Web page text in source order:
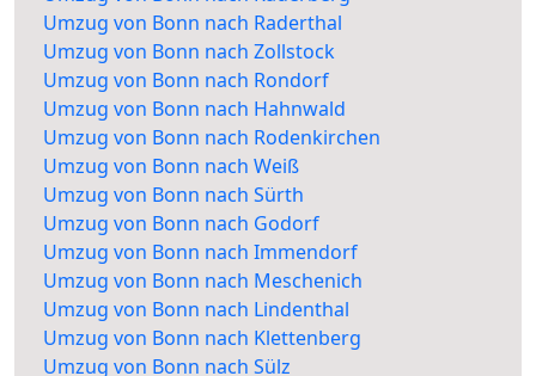
Umzug von Bonn nach Raderthal
Umzug von Bonn nach Zollstock
Umzug von Bonn nach Rondorf
Umzug von Bonn nach Hahnwald
Umzug von Bonn nach Rodenkirchen
Umzug von Bonn nach Weiß
Umzug von Bonn nach Sürth
Umzug von Bonn nach Godorf
Umzug von Bonn nach Immendorf
Umzug von Bonn nach Meschenich
Umzug von Bonn nach Lindenthal
Umzug von Bonn nach Klettenberg
Umzug von Bonn nach Sülz